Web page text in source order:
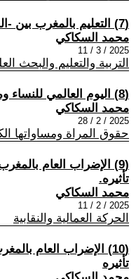
(7) التعليم بالمغرب بين -الحق- و-الصدقة-
محمد السكاكي
2025 / 3 / 11
التربية والتعليم والبحث
(8) اليوم العالمي للنساء ومسيرة العودة إلى الوراء
محمد السكاكي
2025 / 2 / 28
حقوق المراة ومساواتها
تأثيره.
محمد السكاكي
2025 / 2 / 11
الحركة العمالية والنقابية
تأثيره